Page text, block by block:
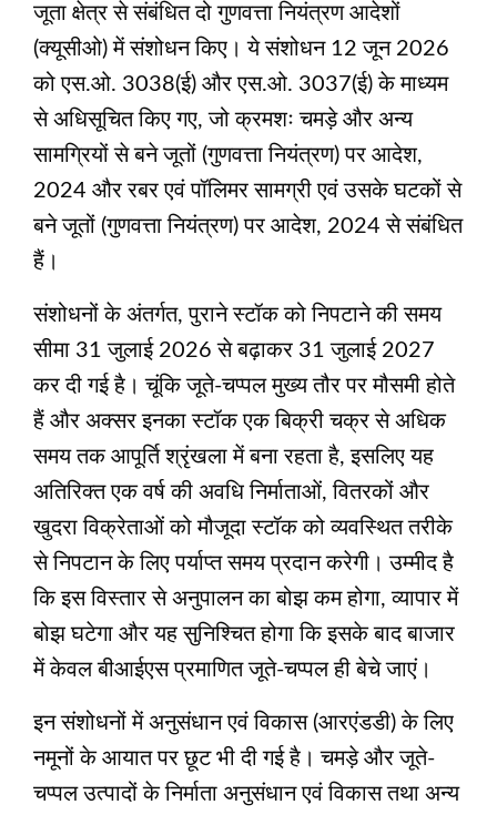
जूता क्षेत्र से संबंधित दो गुणवत्ता नियंत्रण आदेशों
(क्यूसीओ) में संशोधन किए। ये संशोधन 12 जून 2026
को एस.ओ. 3038(ई) और एस.ओ. 3037(ई) के माध्यम
से अधिसूचित किए गए, जो क्रमशः चमड़े और अन्य
सामग्रियों से बने जूतों (गुणवत्ता नियंत्रण) पर आदेश,
2024 और रबर एवं पॉलिमर सामग्री एवं उसके घटकों से
बने जूतों (गुणवत्ता नियंत्रण) पर आदेश, 2024 से संबंधित
हैं।
संशोधनों के अंतर्गत, पुराने स्टॉक को निपटाने की समय
सीमा 31 जुलाई 2026 से बढ़ाकर 31 जुलाई 2027
कर दी गई है। चूंकि जूते-चप्पल मुख्य तौर पर मौसमी होते
हैं और अक्सर इनका स्टॉक एक बिक्री चक्र से अधिक
समय तक आपूर्ति श्रृंखला में बना रहता है, इसलिए यह
अतिरिक्त एक वर्ष की अवधि निर्माताओं, वितरकों और
खुदरा विक्रेताओं को मौजूदा स्टॉक को व्यवस्थित तरीके
से निपटान के लिए पर्याप्त समय प्रदान करेगी। उम्मीद है
कि इस विस्तार से अनुपालन का बोझ कम होगा, व्यापार में
बोझ घटेगा और यह सुनिश्चित होगा कि इसके बाद बाजार
में केवल बीआईएस प्रमाणित जूते-चप्पल ही बेचे जाएं।
इन संशोधनों में अनुसंधान एवं विकास (आरएंडडी) के लिए
नमूनों के आयात पर छूट भी दी गई है। चमड़े और जूते-
चप्पल उत्पादों के निर्माता अनुसंधान एवं विकास तथा अन्य